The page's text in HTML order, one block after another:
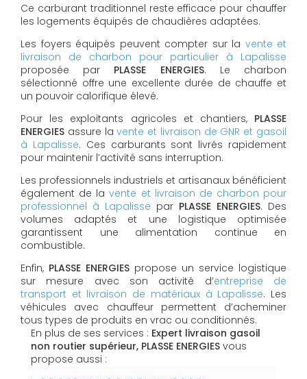
Ce carburant traditionnel reste efficace pour chauffer
les logements équipés de chaudières adaptées.
Les foyers équipés peuvent compter sur la vente et
livraison de charbon pour particulier à Lapalisse
proposée par PLASSE ENERGIES. Le charbon
sélectionné offre une excellente durée de chauffe et
un pouvoir calorifique élevé.
Pour les exploitants agricoles et chantiers, PLASSE
ENERGIES assure lavente et livraison de GNR et gasoil
à Lapalisse. Ces carburants sont livrés rapidement
pour maintenir l’activité sans interruption.
Les professionnels industriels et artisanaux bénéficient
également de lavente et livraison de charbon pour
professionnel à Lapalisse par PLASSE ENERGIES. Des
volumes adaptés et une logistique optimisée
garantissent une alimentation continue en
combustible.
Enfin, PLASSE ENERGIES propose un service logistique
sur mesure avec son activité d’entreprise de
transport et livraison de matériaux à Lapalisse. Les
véhicules avec chauffeur permettent d’acheminer
tous types de produits en vrac ou conditionnés.
En plus de ses services : Expert livraison gasoil
non routier supérieur, PLASSE ENERGIES vous
propose aussi :